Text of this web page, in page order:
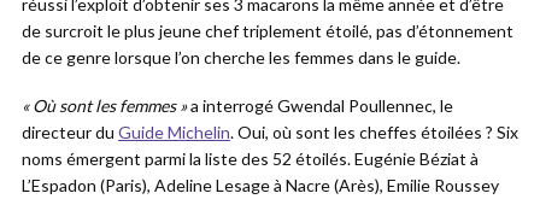
réussi l’exploit d’obtenir ses 3 macarons la même année et d’être
de surcroit le plus jeune chef triplement étoilé, pas d’étonnement
de ce genre lorsque l’on cherche les femmes dans le guide.
« Où sont les femmes »a interrogé Gwendal Poullennec, le
directeur du Guide Michelin. Oui, où sont les cheffes étoilées ? Six
noms émergent parmi la liste des 52 étoilés. Eugénie Béziat à
L’Espadon (Paris), Adeline Lesage à Nacre (Arès), Emilie Roussey